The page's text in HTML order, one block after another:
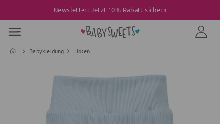
Newsletter: Jetzt 10% Rabatt sichern
Babykleidung Hosen